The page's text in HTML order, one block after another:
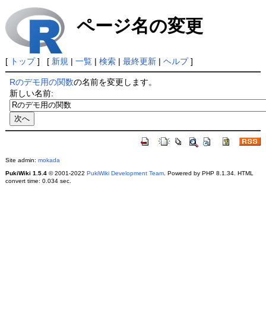
ページ名の変更
[ トップ] [ 新規 | 一覧| 検索| 最終更新| ヘルプ]
Rのデモ用の関数の名前を変更します。
新しい名前:
Site admin: mokada
PukiWiki 1.5.4© 2001-2022 PukiWiki Development Team. Powered by PHP 8.1.34. HTML
convert time: 0.034 sec.